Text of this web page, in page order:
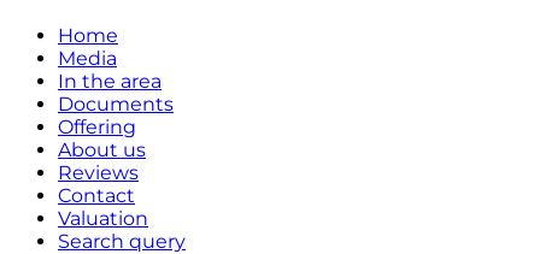
Home
Media
In the area
Documents
Offering
About us
Reviews
Contact
Valuation
Search query